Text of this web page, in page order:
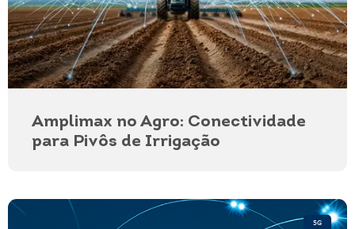
Amplimax no Agro: Conectividade
para Pivôs de Irrigação
5G